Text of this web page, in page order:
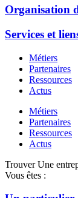
Organisation
Services et
Métiers
Partenaires
Ressources
Actus
Métiers
Partenaires
Ressources
Actus
Trouver Une
Vous êtes :